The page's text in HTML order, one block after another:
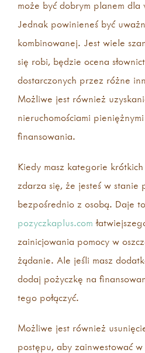
może być dobrym planem dla
Jednak powinieneś być
kombinowanej. Jest wiele
się robi, będzie ocena
dostarczonych przez różne
Możliwe jest również
nieruchomościami
finansowania.
Kiedy masz kategorie
zdarza się, że jesteś w stanie
bezpośrednio z osobą. Daje
pozyczkaplus.com
zainicjowania pomocy w
żądanie. Ale jeśli masz
dodaj pożyczkę na
tego połączyć.
Możliwe jest również
postępu, aby zainwestować